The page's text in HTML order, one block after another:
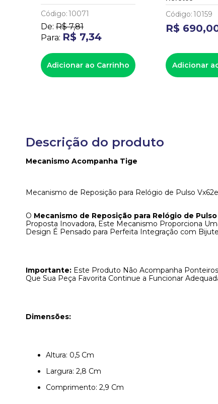
Código:10071
De: R$ 7,81
Para: R$ 7,34
Adicionar ao Carrinho
Código:10159
R$ 690,
Adicionar
Descrição do produto
Mecanismo Acompanha Tige
Mecanismo de Reposição para Relógio de Pulso
O Mecanismo de Reposição para Relógio de Pulso
Proposta Inovadora, Este Mecanismo Proporciona
Design É Pensado para Perfeita Integração com
Importante: Este Produto Não Acompanha
Que Sua Peça Favorita Continue a Funcionar
Dimensões:
Altura: 0,5 Cm
Largura: 2,8 Cm
Comprimento: 2,9 Cm